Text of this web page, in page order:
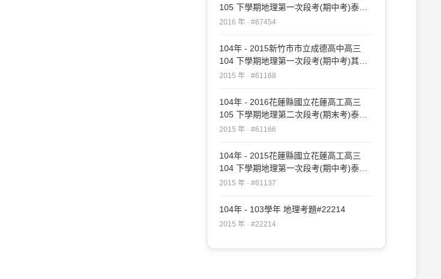
105 下學期地理第一次段考(期中考)泰宇
#67454
2016 年 · #67454
104年 - 2015新竹市市立成德高中高三
104 下學期地理第一次段考(期中考)其他
#61168
2015 年 · #61168
104年 - 2016花蓮縣國立花蓮高工高三
105 下學期地理第二次段考(期末考)泰宇
#61166
2015 年 · #61166
104年 - 2015花蓮縣國立花蓮高工高三
104 下學期地理第一次段考(期中考)泰宇
#61137
2015 年 · #61137
104年 - 103學年 地理考題#22214
2015 年 · #22214